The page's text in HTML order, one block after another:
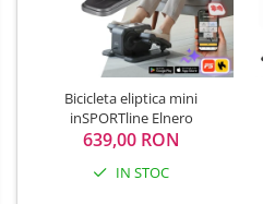
Bicicleta eliptica mini
inSPORTline Elnero
639,00 RON
IN STOC